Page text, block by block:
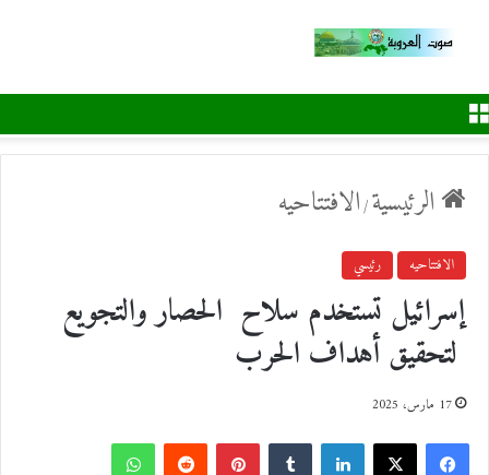
الرئيسية/الافتتاحيه
الافتتاحيه رئيسي
إسرائيل تستخدم سلاح الحصار والتجويع
لتحقيق أهداف الحرب
17 مارس، 2025